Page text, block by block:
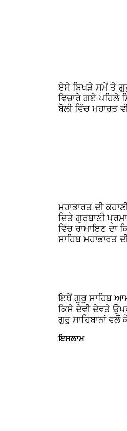
ਏਸੇ ਬਿਖੜੇ ਸਮੇਂ ਤੇ
ਵਿਚਾਰੇ ਗਏ ਪਹਿਲੇ
ਬੋਲੀ ਵਿੱਚ ਮਹਾਰਤ
ਮਹਾਭਾਰਤ ਦੀ
ਦਿਤੇ ਗੁਰਬਾਣੀ
ਵਿੱਚ ਰਾਮਾਇਣ ਦਾ
ਸਾਹਿਬ
ਇਥੇਂ ਗੁਰੁ ਸਾਹਿਬ
ਕਿਸੇ ਦੇਵੀ ਦੇਵਤੇ
ਗੁਰੁ ਸਾਹਿਬਾਨਾਂ
ਇਸਲਾਮ